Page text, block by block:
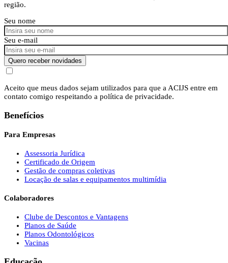
região.
Seu nome
Seu e-mail
Quero receber novidades
Aceito que meus dados sejam utilizados para que a ACIJS entre em
contato comigo respeitando a política de privacidade.
Benefícios
Para Empresas
Assessoria Jurídica
Certificado de Origem
Gestão de compras coletivas
Locação de salas e equipamentos multimídia
Colaboradores
Clube de Descontos e Vantagens
Planos de Saúde
Planos Odontológicos
Vacinas